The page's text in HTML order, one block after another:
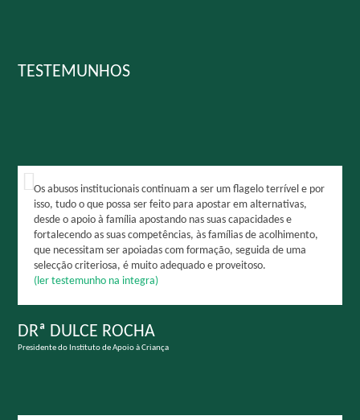
TESTEMUNHOS
Os abusos institucionais continuam a ser um flagelo terrível e por
isso, tudo o que possa ser feito para apostar em alternativas,
desde o apoio à família apostando nas suas capacidades e
fortalecendo as suas competências, às famílias de acolhimento,
que necessitam ser apoiadas com formação, seguida de uma
selecção criteriosa, é muito adequado e proveitoso.
(ler testemunho na integra)
DRª DULCE ROCHA
Presidente do Instituto de Apoio à Criança